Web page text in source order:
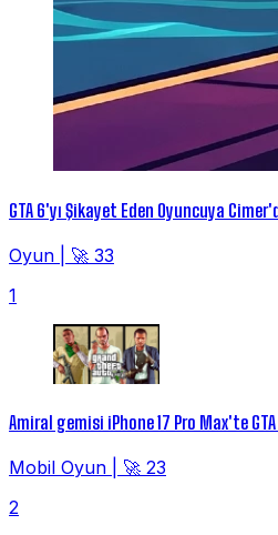
GTA 6'yı Şikayet Eden Oyuncuya
Oyun
🚀 33
1
Amiral gemisi iPhone 17 Pro Max'te GTA
Mobil Oyun
🚀 23
2